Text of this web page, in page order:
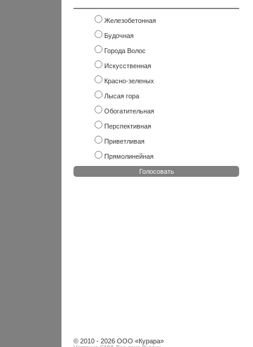
Железобетонная
Будочная
Города Волос
Искусственная
Красно-зеленых
Лысая гора
Обогатительная
Перспективная
Приветливая
Прямолинейная
Голосовать
© 2010 - 2026 ООО «Курара»